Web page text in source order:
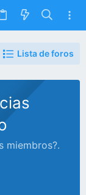
Lista de foros
miembros?.